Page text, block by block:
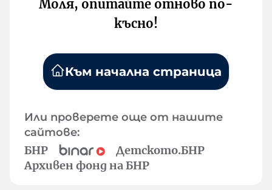
Моля, опитайте отново по-
късно!
Към начална страница
Или проверете още от нашите
сайтове:
БНР
Детското.БНР
Архивен фонд на БНР